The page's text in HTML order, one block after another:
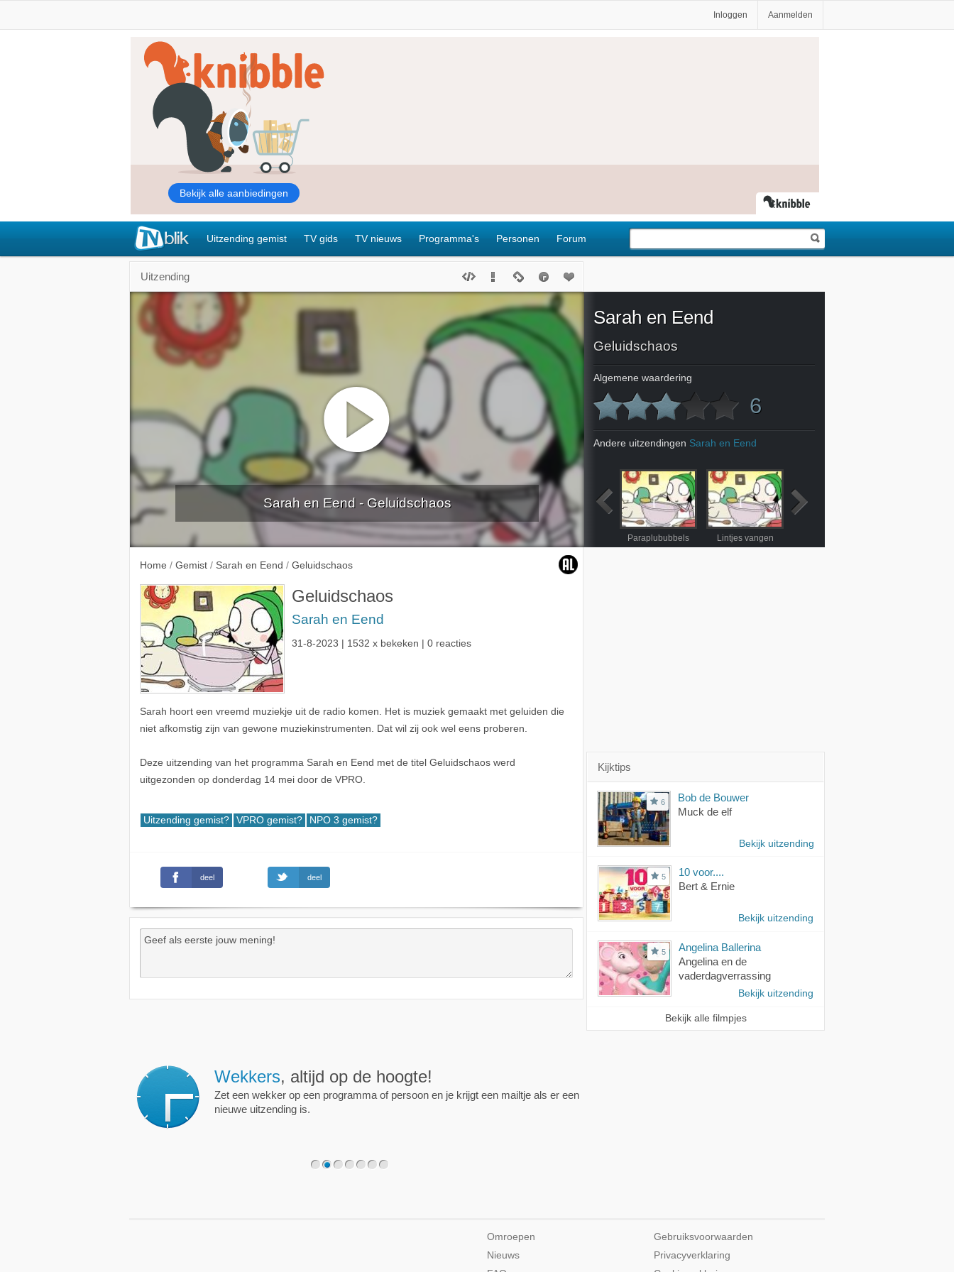
Inloggen Aanmelden
Uitzending gemist TV gids TV nieuws Programma's Personen Forum
Uitzending
Sarah en Eend - Geluidschaos
Home / Gemist / Sarah en Eend / Geluidschaos
Geluidschaos
Sarah en Eend
31-8-2023 | 1532 x bekeken | 0 reacties
Sarah hoort een vreemd muziekje uit de radio komen. Het is muziek gemaakt met geluiden die
niet afkomstig zijn van gewone muziekinstrumenten. Dat wil zij ook wel eens proberen.
Deze uitzending van het programma Sarah en Eend met de titel Geluidschaos werd
uitgezonden op donderdag 14 mei door de VPRO.
Uitzending gemist? VPRO gemist? NPO 3 gemist?
deel deel
Sarah en Eend
Geluidschaos
Algemene waardering
6
Andere uitzendingen Sarah en Eend
Tas der tassen Paraplububbels Lintjes vangen
Kijktips
6
Bob de Bouwer
Muck de elf
Bekijk uitzending
5
10 voor....
Bert & Ernie
Bekijk uitzending
5
Angelina Ballerina
Angelina en de
vaderdagverrassing
Bekijk uitzending
Bekijk alle filmpjes
Wekkers, altijd op de hoogte!
Zet een wekker op een programma of persoon en je krijgt een mailtje als er een
nieuwe uitzending is.
Omroepen
Nieuws
Gebruiksvoorwaarden
Privacyverklaring